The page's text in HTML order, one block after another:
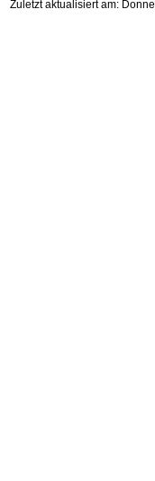
Zuletzt aktualisiert am: